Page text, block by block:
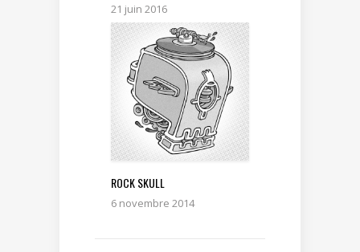
21 juin 2016
ROCK SKULL
6 novembre 2014